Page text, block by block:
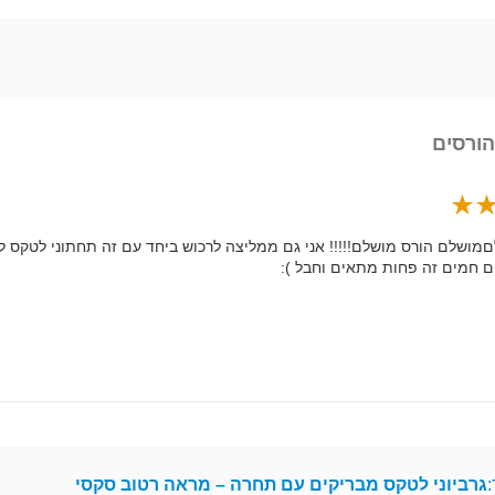
הורס מושלם!!!!! אני גם ממליצה לרכוש ביחד עם זה תחתוני לטקס
חמים זה פחות מתאים וחבל ):
גרביוני לטקס מבריקים עם תחרה – מראה רטוב סקסי